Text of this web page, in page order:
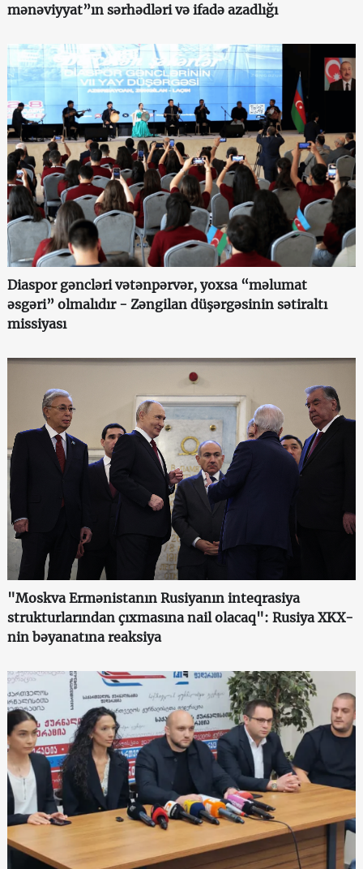
mənəviyyat”ın sərhədləri və ifadə azadlığı
Diaspor gəncləri vətənpərvər, yoxsa “məlumat
əsgəri” olmalıdır - Zəngilan düşərgəsinin sətiraltı
missiyası
"Moskva Ermənistanın Rusiyanın inteqrasiya
strukturlarından çıxmasına nail olacaq": Rusiya XKX-
nin bəyanatına reaksiya